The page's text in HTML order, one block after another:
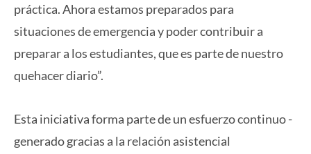
práctica. Ahora estamos preparados para
situaciones de emergencia y poder contribuir a
preparar a los estudiantes, que es parte de nuestro
quehacer diario”.
Esta iniciativa forma parte de un esfuerzo continuo -
generado gracias a la relación asistencial